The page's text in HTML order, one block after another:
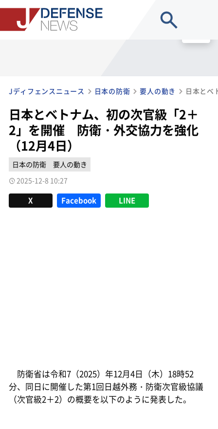
Jディフェンスニュース 日本の防衛 要人の動き
日本とベトナム、初の次官級「2＋
2」を開催 防衛・外交協力を強化
（12月4日）
日本の防衛
要人の動き
2025-12-8 10:27
X Facebook LINE
防衛省は令和7（2025）年12月4日（木）18時52
分、同日に開催した第1回日越外務・防衛次官級協議
（次官級2＋2）の概要を以下のように発表した。